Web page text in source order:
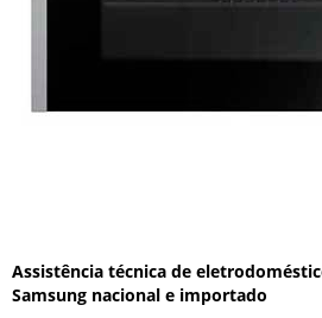
Assistência técnica de
Samsung nacional e importado